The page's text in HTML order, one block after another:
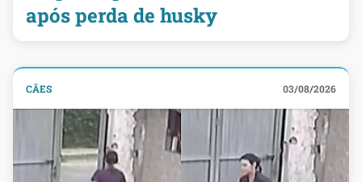
após perda de husky
CÃES 03/08/2026